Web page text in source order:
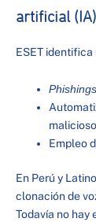
artificial
ESET
Phishings
Empleo
En Perú y
clonación de
Todavía no hay